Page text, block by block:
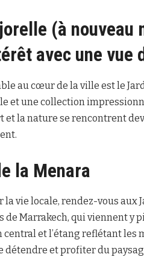
(à nouveau
avec une
au cœur de la ville est le
et une collection
et la nature se rencontrent
la Menara
vie locale, rendez-vous aux
Marrakech, qui viennent y
et l’étang reflétant les
détendre et profiter du